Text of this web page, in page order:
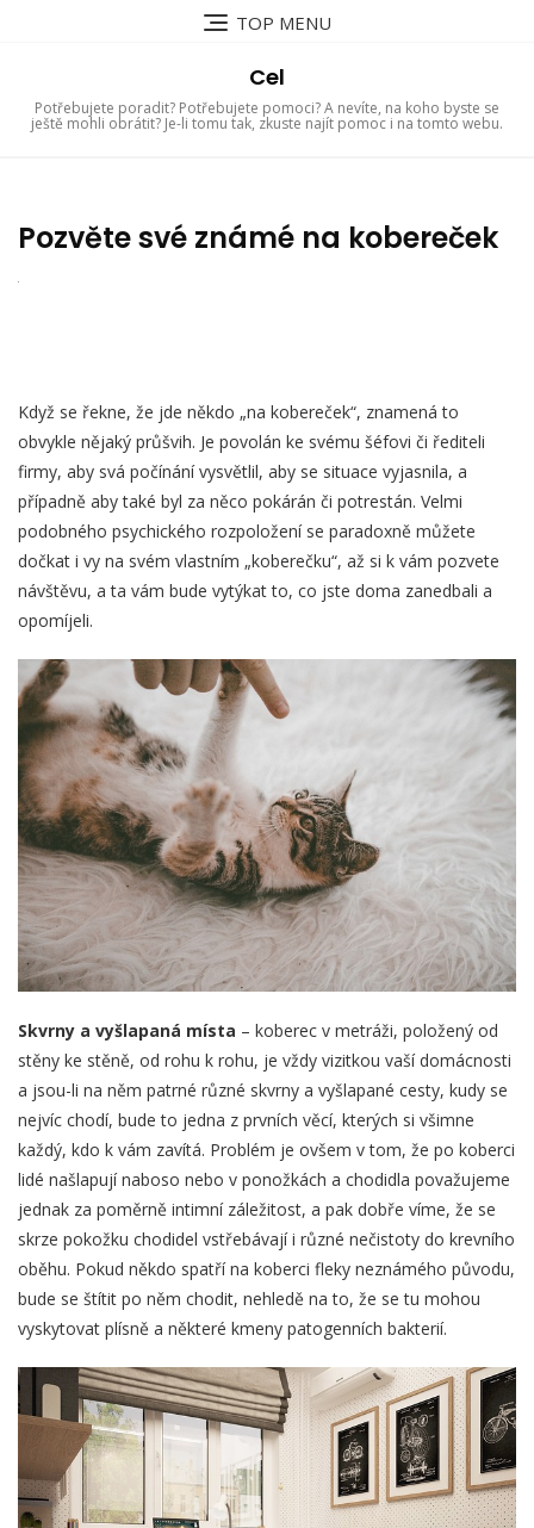
TOP MENU
Cel
Potřebujete poradit? Potřebujete pomoci? A nevíte, na koho byste se
ještě mohli obrátit? Je-li tomu tak, zkuste najít pomoc i na tomto webu.
Pozvěte své známé na kobereček
Když se řekne, že jde někdo „na kobereček“, znamená to
obvykle nějaký průšvih. Je povolán ke svému šéfovi či řediteli
firmy, aby svá počínání vysvětlil, aby se situace vyjasnila, a
případně aby také byl za něco pokárán či potrestán. Velmi
podobného psychického rozpoložení se paradoxně můžete
dočkat i vy na svém vlastním „koberečku“, až si k vám pozvete
návštěvu, a ta vám bude vytýkat to, co jste doma zanedbali a
opomíjeli.
Skvrny a vyšlapaná místa – koberec v metráži, položený od
stěny ke stěně, od rohu k rohu, je vždy vizitkou vaší domácnosti
a jsou-li na něm patrné různé skvrny a vyšlapané cesty, kudy se
nejvíc chodí, bude to jedna z prvních věcí, kterých si všimne
každý, kdo k vám zavítá. Problém je ovšem v tom, že po koberci
lidé našlapují naboso nebo v ponožkách a chodidla považujeme
jednak za poměrně intimní záležitost, a pak dobře víme, že se
skrze pokožku chodidel vstřebávají i různé nečistoty do krevního
oběhu. Pokud někdo spatří na koberci fleky neznámého původu,
bude se štítit po něm chodit, nehledě na to, že se tu mohou
vyskytovat plísně a některé kmeny patogenních bakterií.